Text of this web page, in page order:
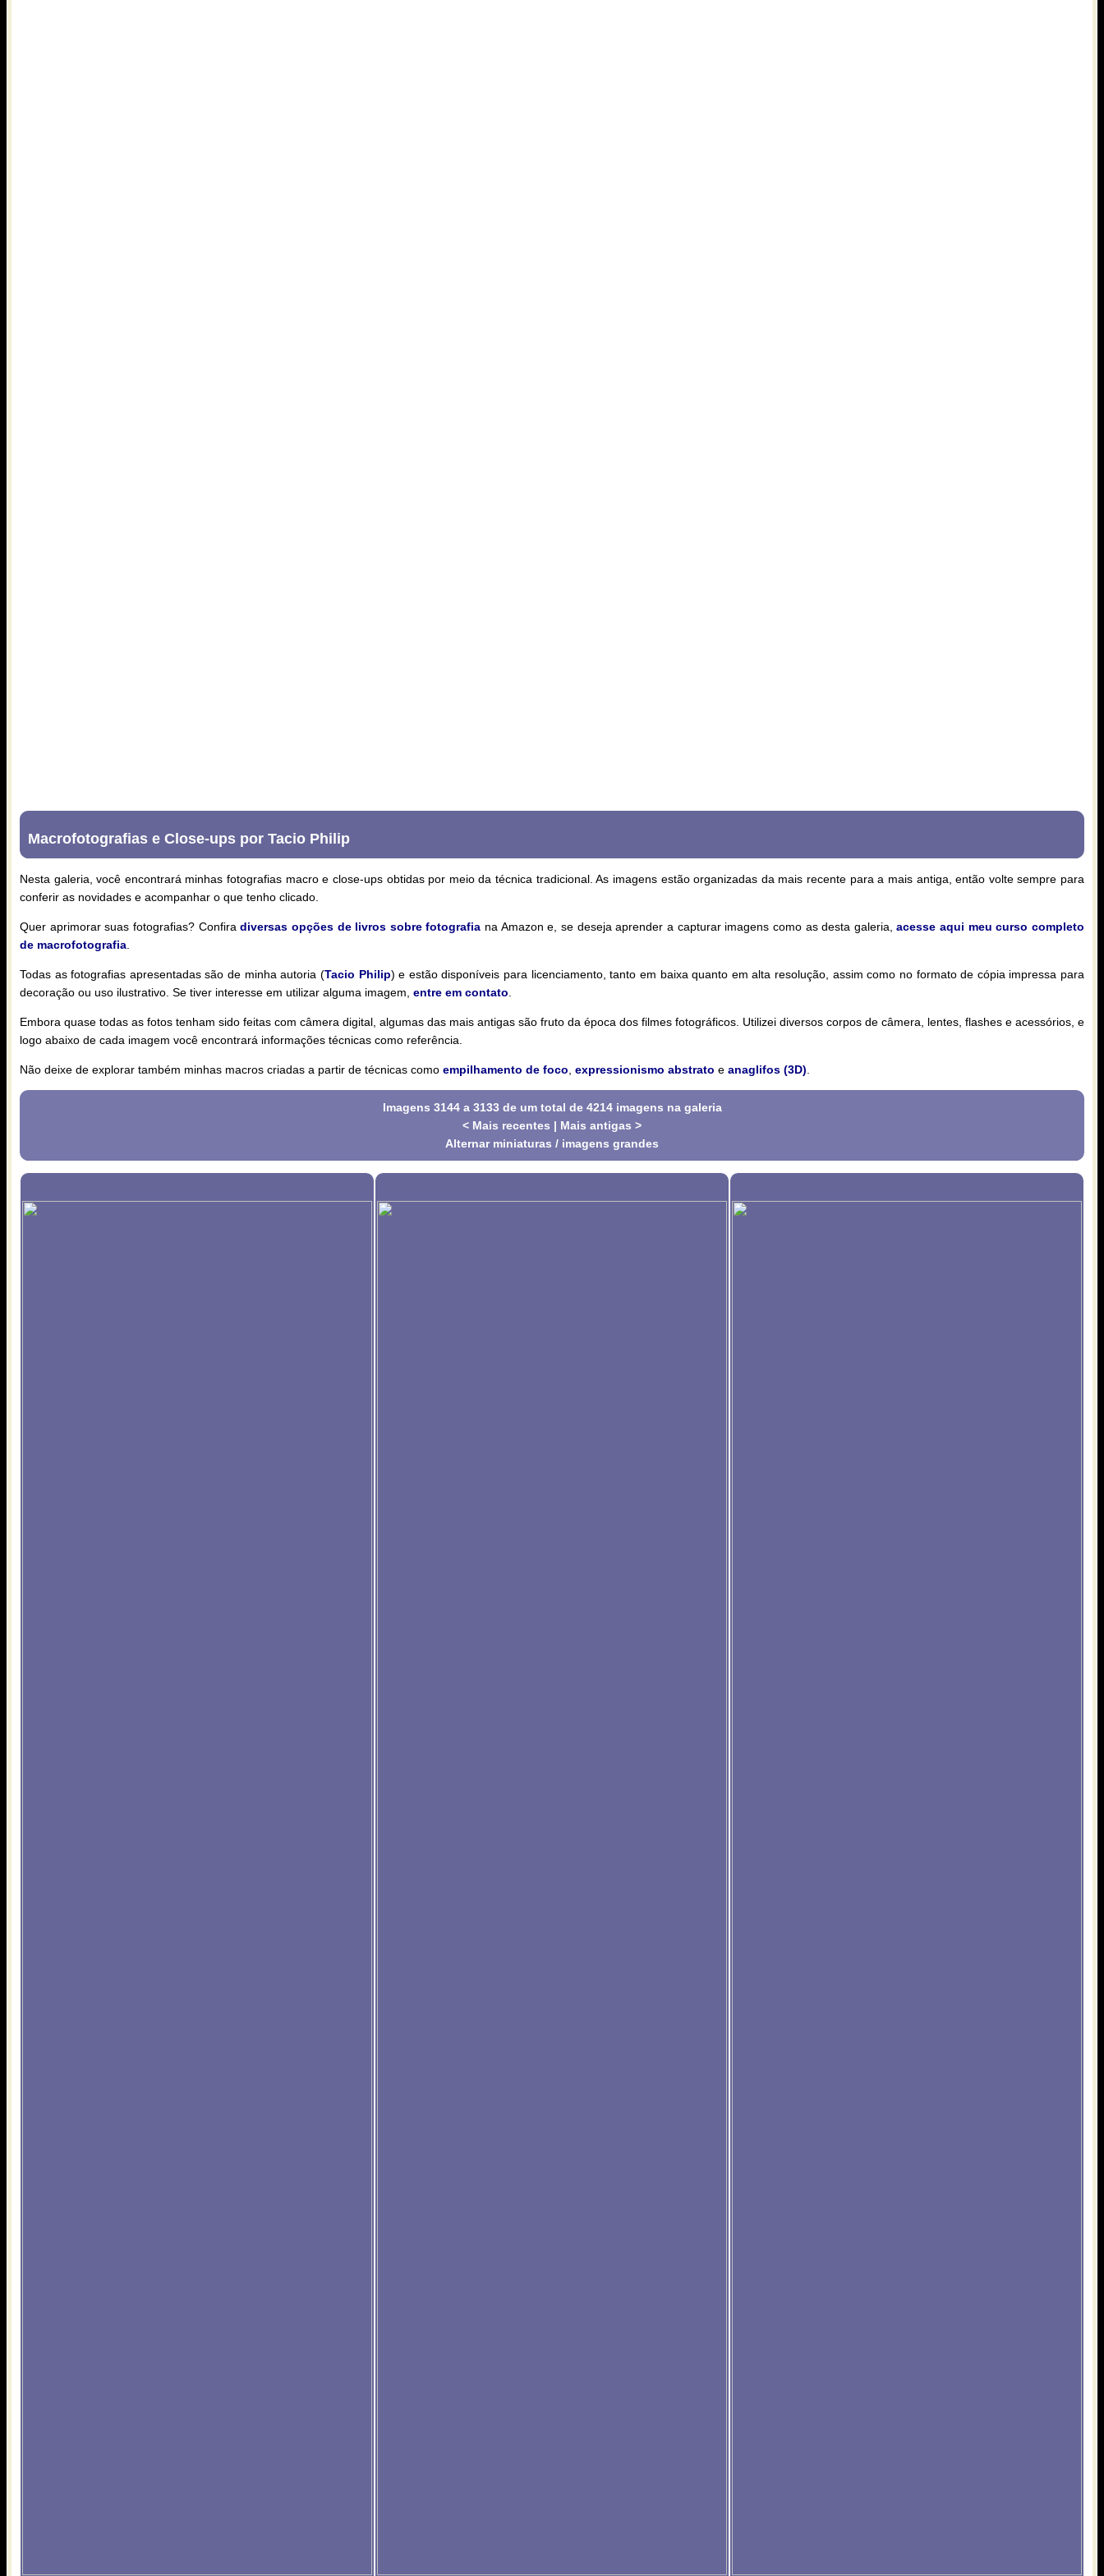
Macrofotografias e Close-ups por Tacio Philip
Nesta galeria, você encontrará minhas fotografias macro e close-ups obtidas por meio da técnica tradicional. As imagens estão organizadas da mais recente para a mais antiga, então volte sempre para
conferir as novidades e acompanhar o que tenho clicado.
Quer aprimorar suas fotografias? Confiradiversas opções de livros sobre fotografia na Amazon e, se deseja aprender a capturar imagens como as desta galeria,acesse aqui meu curso completo
de macrofotografia
Todas as fotografias apresentadas são de minha autoria (Tacio Philip) e estão disponíveis para licenciamento, tanto em baixa quanto em alta resolução, assim como no formato de cópia impressa para
decoração ou uso ilustrativo. Se tiver interesse em utilizar alguma imagem, entre em contato
Embora quase todas as fotos tenham sido feitas com câmera digital, algumas das mais antigas são fruto da época dos filmes fotográficos. Utilizei diversos corpos de câmera, lentes, flashes e acessórios, e
logo abaixo de cada imagem você encontrará informações técnicas como referência.
Não deixe de explorar também minhas macros criadas a partir de técnicas como empilhamento de foco expressionismo abstrato e anaglifos (3D)
Imagens 3144 a 3133 de um total de 4214 imagens na galeria
< Mais recentes | Mais antigas >
Alternar miniaturas / imagens grandes